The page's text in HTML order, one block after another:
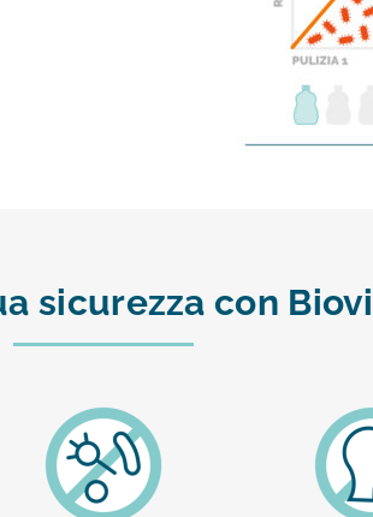
sicurezza con